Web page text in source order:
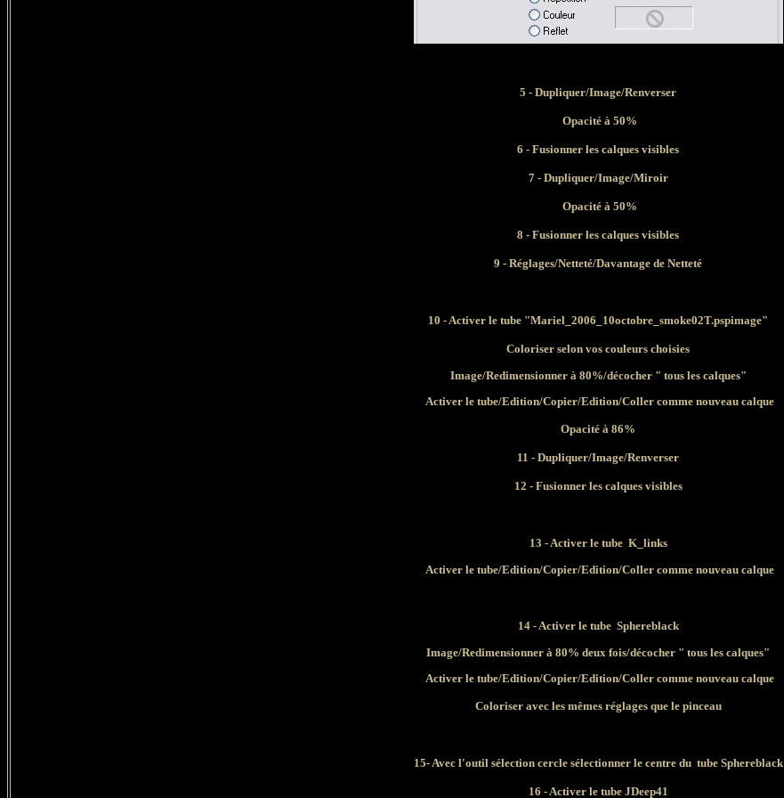
5 - Dupliquer/Image/Renverser
Opacité à 50%
6 - Fusionner les calques visibles
7 - Dupliquer/Image/Miroir
Opacité à 50%
8 - Fusionner les calques visibles
9 - Réglages/Netteté/Davantage de Netteté
10 - Activer le tube "Mariel_2006_10octobre_smoke02T.pspimage"
Coloriser selon vos couleurs choisies
Image/Redimensionner à 80%/décocher " tous les calques"
Activer le tube/Edition/Copier/Edition/Coller comme nouveau calque
Opacité à 86%
11 - Dupliquer/Image/Renverser
12 - Fusionner les calques visibles
13 - Activer le tube K_links
Activer le tube/Edition/Copier/Edition/Coller comme nouveau calque
14 - Activer le tube Sphereblack
Image/Redimensionner à 80% deux fois/décocher " tous les calques"
Activer le tube/Edition/Copier/Edition/Coller comme nouveau calque
Coloriser avec les mêmes réglages que le pinceau
15- Avec l'outil sélection cercle sélectionner le centre du tube Sphereblack
16 - Activer le tubeJDeep41